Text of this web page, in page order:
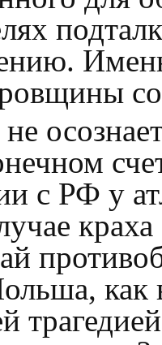
с РФ у